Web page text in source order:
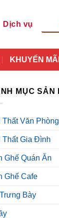
Dịch vụ
KHUYẾN MÃI
MỤC SẢN
Thất Văn Phòng
Thất Gia Đình
Ghế Quán Ăn
Ghế Cafe
Bày